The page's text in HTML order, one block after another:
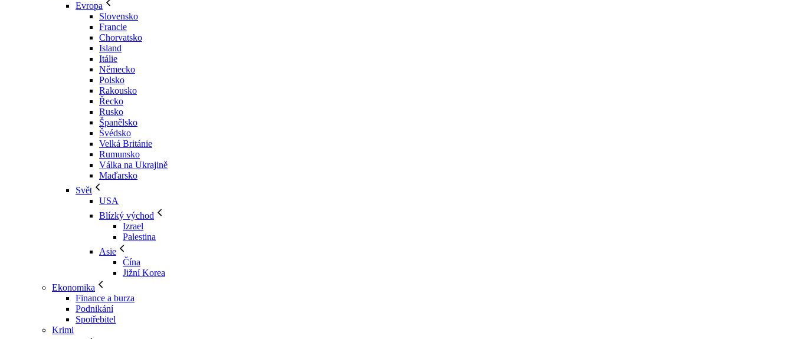
Evropa
Slovensko
Francie
Chorvatsko
Island
Itálie
Německo
Polsko
Rakousko
Řecko
Rusko
Španělsko
Švédsko
Velká Británie
Rumunsko
Válka na Ukrajině
Maďarsko
Svět
USA
Blízký východ
Izrael
Palestina
Asie
Čína
Jižní Korea
Ekonomika
Finance a burza
Podnikání
Spotřebitel
Krimi